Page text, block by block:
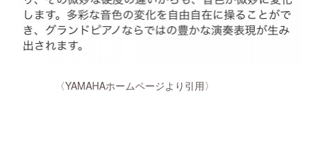
〈YAMAHAホームページより引用〉